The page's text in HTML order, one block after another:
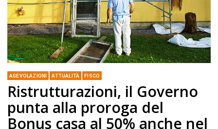
AGEVOLAZIONI ATTUALITÀ FISCO
Ristrutturazioni, il Governo
punta alla proroga del
Bonus casa al 50% anche nel